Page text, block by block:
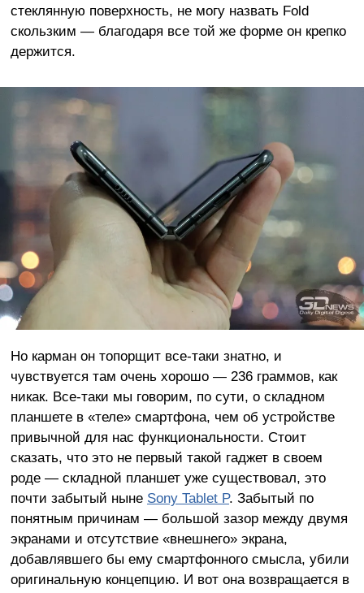
стеклянную поверхность, не могу назвать Fold
скользким — благодаря все той же форме он крепко
держится.
Но карман он топорщит все-таки знатно, и
чувствуется там очень хорошо — 236 граммов, как
никак. Все-таки мы говорим, по сути, о складном
планшете в «теле» смартфона, чем об устройстве
привычной для нас функциональности. Стоит
сказать, что это не первый такой гаджет в своем
роде — складной планшет уже существовал, это
почти забытый ныне Sony Tablet P. Забытый по
понятным причинам — большой зазор между двумя
экранами и отсутствие «внешнего» экрана,
добавлявшего бы ему смартфонного смысла, убили
оригинальную концепцию. И вот она возвращается в